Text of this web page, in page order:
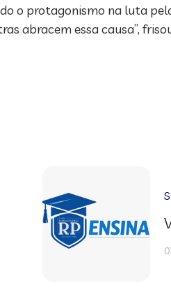
o protagonismo na luta
abracem essa causa”,